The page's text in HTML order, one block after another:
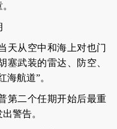
天从空中和海上对也门
塞武装的雷达、防空、
海航道”。
第二个任期开始后最重
警告。